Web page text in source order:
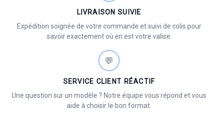
LIVRAISON SUIVIE
Expédition soignée de votre commande et suivi de colis pour
savoir exactement où en est votre valise.
💬
SERVICE CLIENT RÉACTIF
Une question sur un modèle ? Notre équipe vous répond et vous
aide à choisir le bon format.